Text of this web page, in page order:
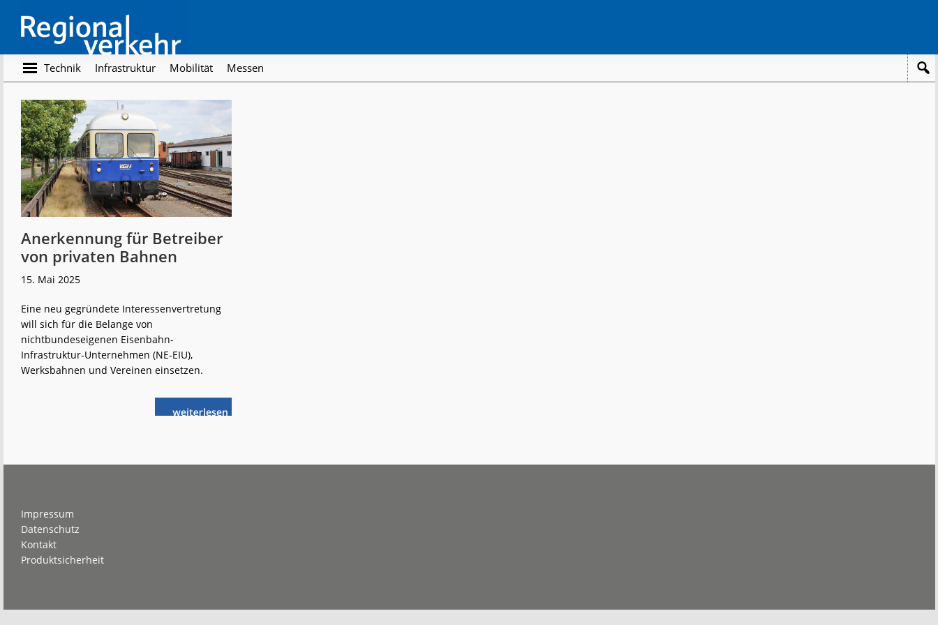
main
content
footer
Regionalverkehr
Die
Fachzeitschrift
den
Öffentlichen
Personennahverkehr
Technik Infrastruktur Mobilität Messen
Anerkennung für Betreiber
von privaten Bahnen
15. Mai 2025
Eine neu gegründete Interessenvertretung
will sich für die Belange von
nichtbundeseigenen Eisenbahn-
Infrastruktur-Unternehmen (NE-EIU),
Werksbahnen und Vereinen einsetzen.
weiterlese
nAnerkennung
Impressum
Datenschutz
Kontakt
Produktsicherheit